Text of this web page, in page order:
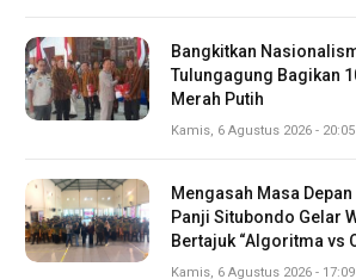
Bangkitkan
Tulungagung Bagikan
Merah Putih
Kamis, 6 Agustus 2026 - 20:05
Mengasah Masa Depan
Panji Situbondo Gelar
Bertajuk “Algoritma vs
Kamis, 6 Agustus 2026 - 17:09